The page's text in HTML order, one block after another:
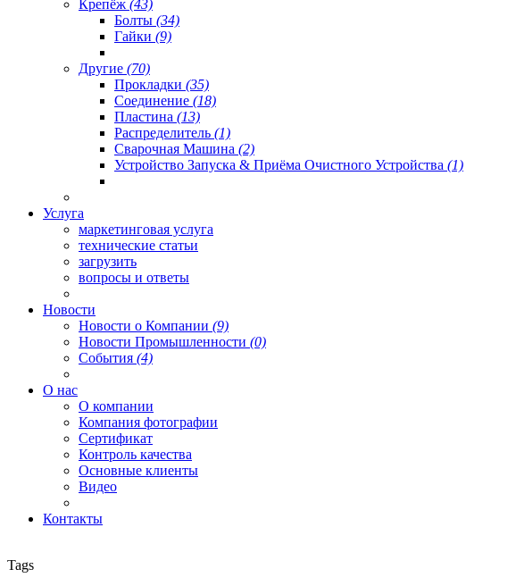
Крепёж (43)
Болты (34)
Гайки (9)
Другие (70)
Прокладки (35)
Соединение (18)
Пластина (13)
Распределитель (1)
Сварочная Машина (2)
Устройство Запуска & Приёма Очистного Устройства (1)
Услуга
маркетинговая услуга
технические статьи
загрузить
вопросы и ответы
Новости
Новости о Компании (9)
Новости Промышленности (0)
События (4)
О нас
О компании
Компания фотографии
Сертификат
Контроль качества
Основные клиенты
Видео
Контакты
Tags